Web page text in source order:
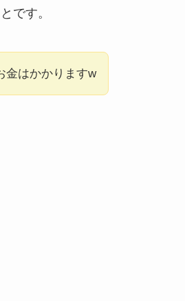
です。
金はかかりますw